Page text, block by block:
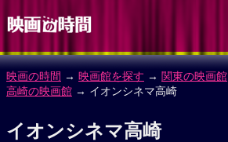
映画の時間 → 映画館を探す → 関東の映画館
高崎の映画館 → イオンシネマ高崎
イオンシネマ高崎